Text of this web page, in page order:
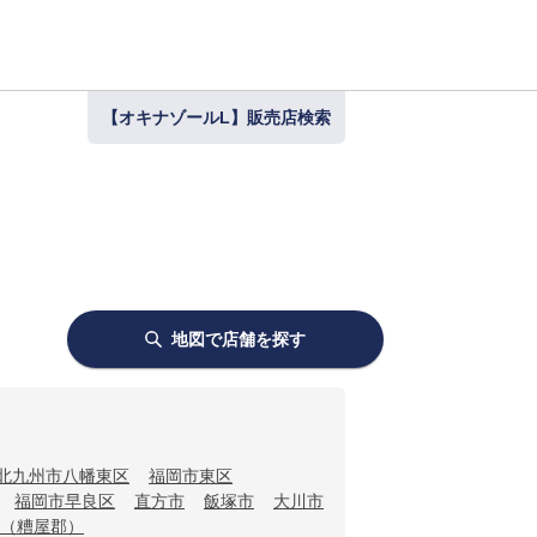
【オキナゾールL】販売店検索
地図で店舗を探す
九州市八幡東区
福岡市東区
福岡市早良区 直方市 飯塚市
大川市
糟屋郡）